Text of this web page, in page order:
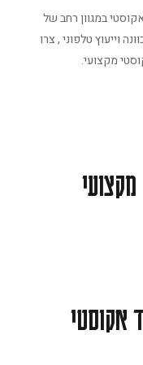
במגוון רחב של
וייעוץ טלפוני , צרו
מקצועי.
אקוסטי